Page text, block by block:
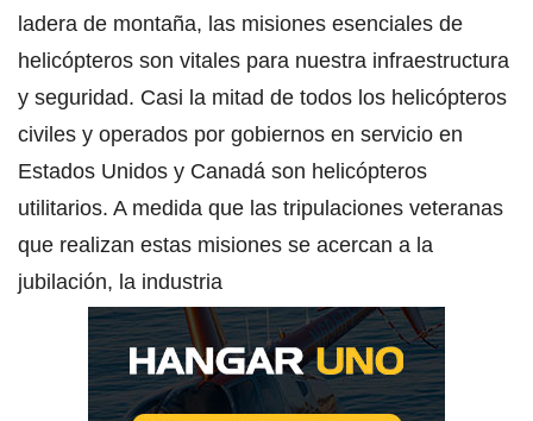
ladera de montaña, las misiones esenciales de
helicópteros son vitales para nuestra infraestructura
y seguridad. Casi la mitad de todos los helicópteros
civiles y operados por gobiernos en servicio en
Estados Unidos y Canadá son helicópteros
utilitarios. A medida que las tripulaciones veteranas
que realizan estas misiones se acercan a la
jubilación, la industria